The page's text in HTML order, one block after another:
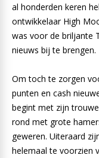
al honderden keren
ontwikkelaar High
was voor de briljante
nieuws bij te
Om toch te zorgen
punten en cash
begint met zijn
rond met grote
geweren. Uiteraard
helemaal te voorzien